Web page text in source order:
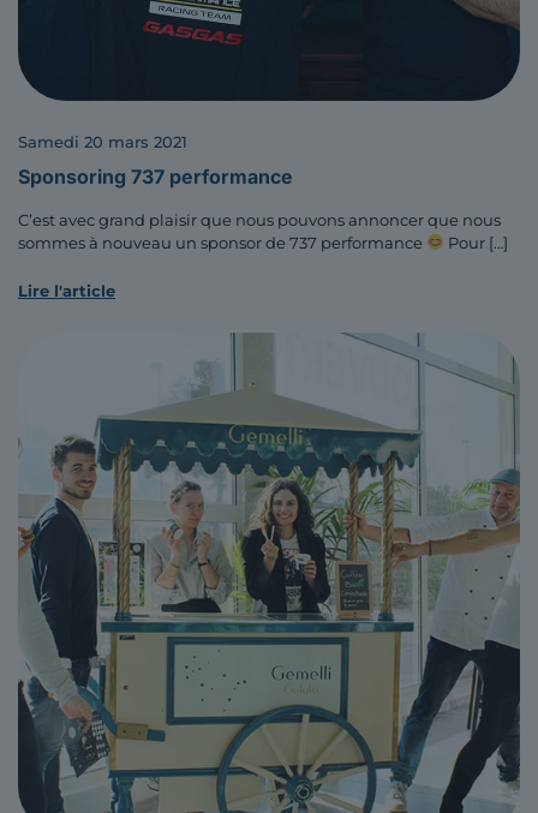
samedi 20 mars 2021
Sponsoring 737 performance
C’est avec grand plaisir que nous pouvons annoncer que nous
sommes à nouveau un sponsor de 737 performance
Pour[…]
Lire l'article